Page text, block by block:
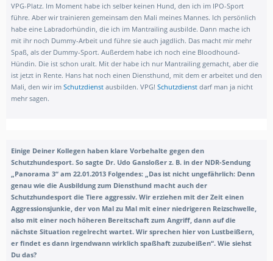
VPG-Platz. Im Moment habe ich selber keinen Hund, den ich im IPO-Sport
führe. Aber wir trainieren gemeinsam den Mali meines Mannes. Ich persönlich
habe eine Labradorhündin, die ich im Mantrailing ausbilde. Dann mache ich
mit ihr noch Dummy-Arbeit und führe sie auch jagdlich. Das macht mir mehr
Spaß, als der Dummy-Sport. Außerdem habe ich noch eine Bloodhound-
Hündin. Die ist schon uralt. Mit der habe ich nur Mantrailing gemacht, aber die
ist jetzt in Rente. Hans hat noch einen Diensthund, mit dem er arbeitet und den
Mali, den wir im Schutzdienst ausbilden. VPG! Schutzdienst darf man ja nicht
mehr sagen.
Einige Deiner Kollegen haben klare Vorbehalte gegen den
Schutzhundesport. So sagte Dr. Udo Gansloßer z. B. in der NDR-Sendung
„Panorama 3“ am 22.01.2013 Folgendes: „Das ist nicht ungefährlich: Denn
genau wie die Ausbildung zum Diensthund macht auch der
Schutzhundesport die Tiere aggressiv. Wir erziehen mit der Zeit einen
Aggressionsjunkie, der von Mal zu Mal mit einer niedrigeren Reizschwelle,
also mit einer noch höheren Bereitschaft zum Angriff, dann auf die
nächste Situation regelrecht wartet. Wir sprechen hier von Lustbeißern,
er findet es dann irgendwann wirklich spaßhaft zuzubeißen“. Wie siehst
Du das?